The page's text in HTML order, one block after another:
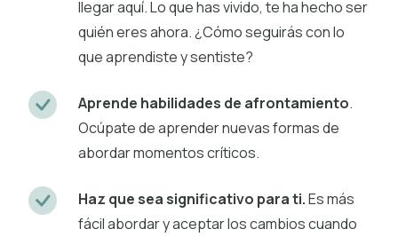
llegar aquí. Lo que has vivido, te ha hecho ser
quién eres ahora. ¿Cómo seguirás con lo
que aprendiste y sentiste?
Aprende habilidades de afrontamiento.
Ocúpate de aprender nuevas formas de
abordar momentos críticos.
Haz que sea significativo para ti.Es más
fácil abordar y aceptar los cambios cuando